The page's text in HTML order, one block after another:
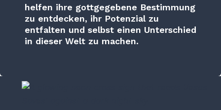
helfen ihre gottgegebene Bestimmung
zu entdecken, ihr Potenzial zu
entfalten und selbst einen Unterschied
in dieser Welt zu machen.